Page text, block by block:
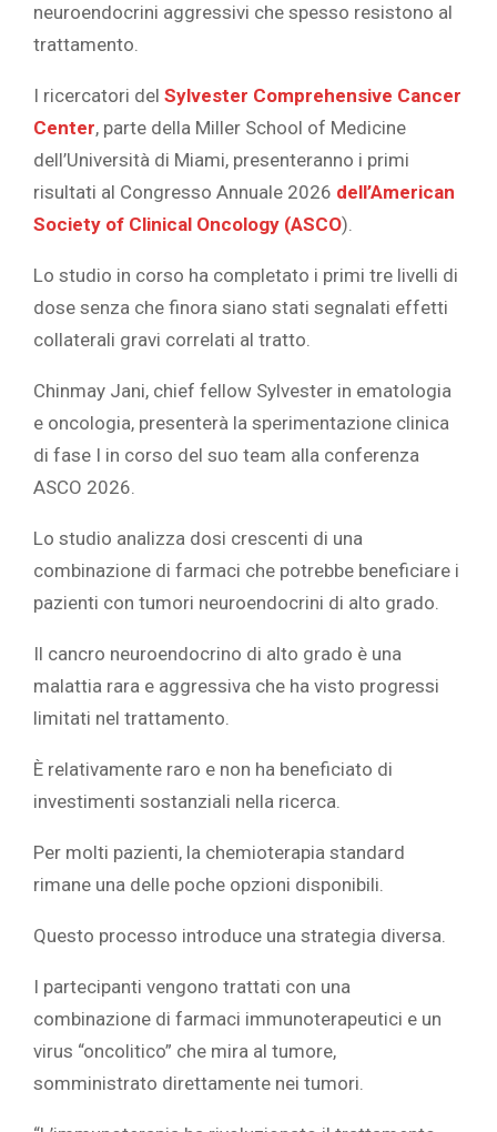
neuroendocrini aggressivi che spesso resistono al
trattamento.
I ricercatori del Sylvester Comprehensive Cancer
Center, parte della Miller School of Medicine
dell’Università di Miami, presenteranno i primi
risultati al Congresso Annuale 2026 dell’American
Society of Clinical Oncology (ASCO).
Lo studio in corso ha completato i primi tre livelli di
dose senza che finora siano stati segnalati effetti
collaterali gravi correlati al tratto.
Chinmay Jani, chief fellow Sylvester in ematologia
e oncologia, presenterà la sperimentazione clinica
di fase I in corso del suo team alla conferenza
ASCO 2026.
Lo studio analizza dosi crescenti di una
combinazione di farmaci che potrebbe beneficiare i
pazienti con tumori neuroendocrini di alto grado.
Il cancro neuroendocrino di alto grado è una
malattia rara e aggressiva che ha visto progressi
limitati nel trattamento.
È relativamente raro e non ha beneficiato di
investimenti sostanziali nella ricerca.
Per molti pazienti, la chemioterapia standard
rimane una delle poche opzioni disponibili.
Questo processo introduce una strategia diversa.
I partecipanti vengono trattati con una
combinazione di farmaci immunoterapeutici e un
virus “oncolitico” che mira al tumore,
somministrato direttamente nei tumori.